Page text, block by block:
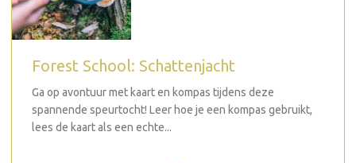
Forest School: Schattenjacht
Ga op avontuur met kaart en kompas tijdens deze
spannende speurtocht! Leer hoe je een kompas gebruikt,
lees de kaart als een echte...